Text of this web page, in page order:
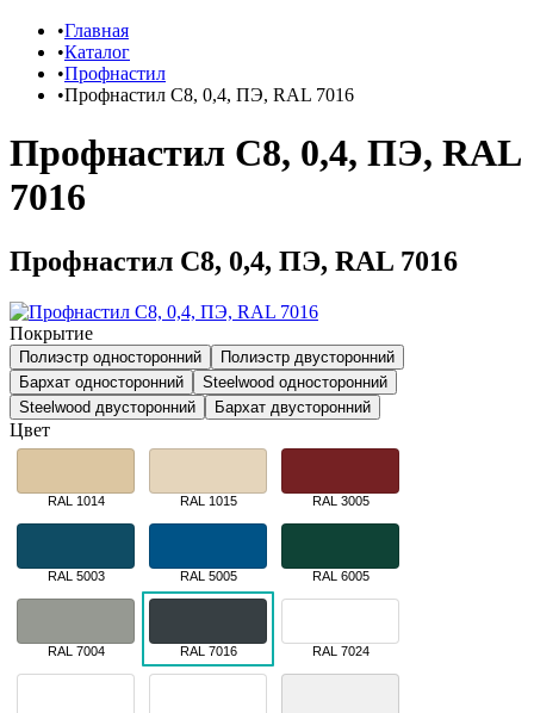
Главная
Каталог
Профнастил
Профнастил С8, 0,4, ПЭ, RAL 7016
Профнастил С8, 0,4, ПЭ, RAL
7016
Профнастил С8, 0,4, ПЭ, RAL 7016
Покрытие
Полиэстр односторонний
Полиэстр двусторонний
Бархат односторонний
Steelwood односторонний
Steelwood двусторонний
Бархат двусторонний
Цвет
RAL 1014 RAL 1015 RAL 3005
RAL 5003 RAL 5005 RAL 6005
RAL 7004 RAL 7016 RAL 7024